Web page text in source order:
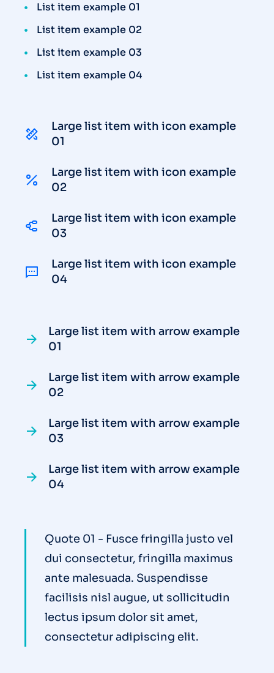
List item example 01
List item example 02
List item example 03
List item example 04
Large list item with icon example
01
Large list item with icon example
02
Large list item with icon example
03
Large list item with icon example
04
Large list item with arrow example
01
Large list item with arrow example
02
Large list item with arrow example
03
Large list item with arrow example
04
Quote 01 - Fusce fringilla justo vel
dui consectetur, fringilla maximus
ante malesuada. Suspendisse
facilisis nisl augue, ut sollicitudin
lectus ipsum dolor sit amet,
consectetur adipiscing elit.